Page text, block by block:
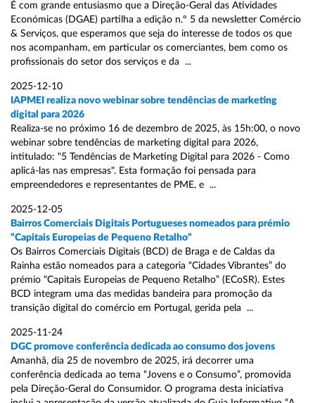
É com grande entusiasmo que a Direção-Geral das Atividades
Económicas (DGAE) partilha a edição n.º 5 da newsletter Comércio
& Serviços, que esperamos que seja do interesse de todos os que
nos acompanham, em particular os comerciantes, bem como os
profissionais do setor dos serviços e da ...
2025-12-10
IAPMEI realiza novo webinar sobre tendências de marketing
digital para 2026
Realiza-se no próximo 16 de dezembro de 2025, às 15h:00, o novo
webinar sobre tendências de marketing digital para 2026,
intitulado: "5 Tendências de Marketing Digital para 2026 - Como
aplicá-las nas empresas". Esta formação foi pensada para
empreendedores e representantes de PME, e ...
2025-12-05
Bairros Comerciais Digitais Portugueses nomeados para prémio
“Capitais Europeias de Pequeno Retalho”
Os Bairros Comerciais Digitais (BCD) de Braga e de Caldas da
Rainha estão nomeados para a categoria “Cidades Vibrantes” do
prémio “Capitais Europeias de Pequeno Retalho” (ECoSR). Estes
BCD integram uma das medidas bandeira para promoção da
transição digital do comércio em Portugal, gerida pela ...
2025-11-24
DGC promove conferência dedicada ao consumo dos jovens
Amanhã, dia 25 de novembro de 2025, irá decorrer uma
conferência dedicada ao tema “Jovens e o Consumo”, promovida
pela Direção-Geral do Consumidor. O programa desta iniciativa